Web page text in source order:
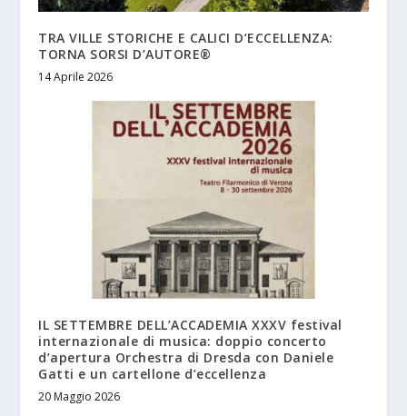
TRA VILLE STORICHE E CALICI D’ECCELLENZA:
TORNA SORSI D’AUTORE®
14 Aprile 2026
IL SETTEMBRE DELL’ACCADEMIA XXXV festival
internazionale di musica: doppio concerto
d’apertura Orchestra di Dresda con Daniele
Gatti e un cartellone d’eccellenza
20 Maggio 2026